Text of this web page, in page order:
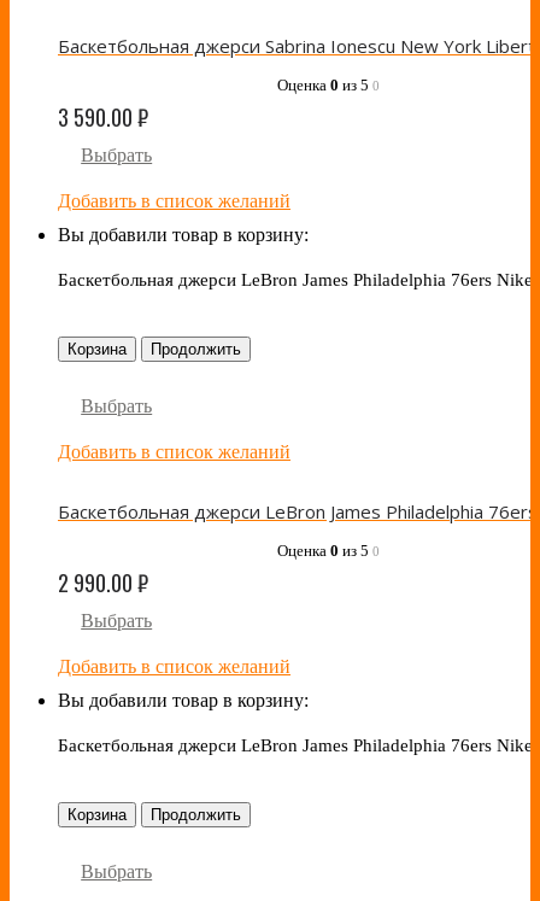
Оценка 0 из 5 0
3 590.00₽
Выбрать
Добавить в список желаний
Вы добавили товар в корзину:
Баскетбольная джерси LeBron James Philadelphia 76ers Nike
Корзина Продолжить
Выбрать
Добавить в список желаний
Оценка 0 из 5 0
2 990.00₽
Выбрать
Добавить в список желаний
Вы добавили товар в корзину:
Баскетбольная джерси LeBron James Philadelphia 76ers Nike
Корзина Продолжить
Выбрать